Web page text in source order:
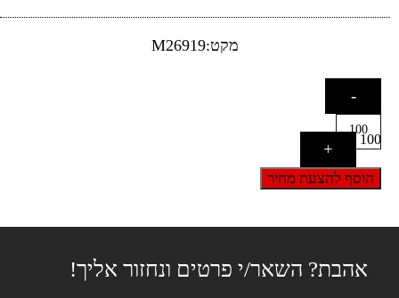
מקט:M26919
-
100
+
הוסף להצעת מחיר
אהבת? השאר/י פרטים ונחזור אליך!